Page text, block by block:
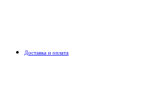
Доставка и оплата